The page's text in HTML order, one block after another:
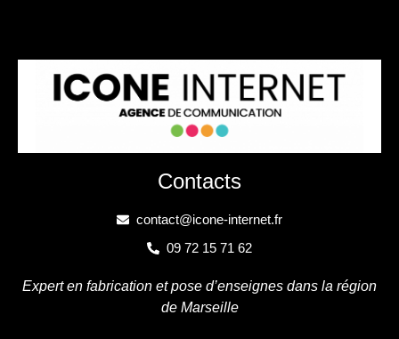
Contacts
contact@icone-internet.fr
09 72 15 71 62
Expert en fabrication et pose d’enseignes dans la région
de Marseille